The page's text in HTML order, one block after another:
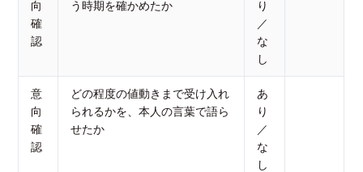
向
確
認
う時期を確かめたか
り
／
な
し
意
向
確
認
どの程度の値動きまで受け入れ
られるかを、本人の言葉で語ら
せたか
あ
り
／
な
し